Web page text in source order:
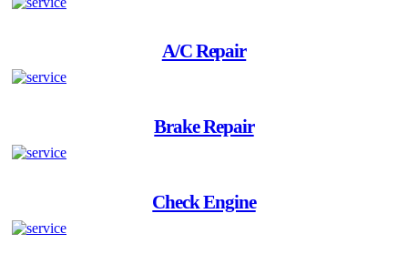
A/C Repair
Brake Repair
Check Engine